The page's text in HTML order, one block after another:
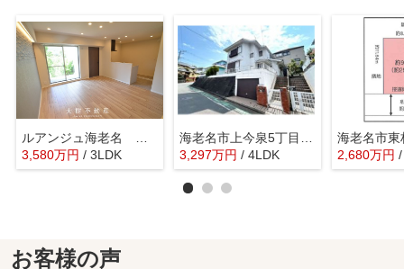
3,580万円 / 3LDK
3,297万円 / 4LDK 2,680万円
お客様の声